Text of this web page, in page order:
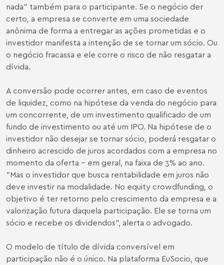
nada" também para o participante. Se o negócio der
certo, a empresa se converte em uma sociedade
anônima de forma a entregar as ações prometidas e o
investidor manifesta a intenção de se tornar um sócio. Ou
o negócio fracassa e ele corre o risco de não resgatar a
dívida.
A conversão pode ocorrer antes, em caso de eventos
de liquidez, como na hipótese da venda do negócio para
um concorrente, de um investimento qualificado de um
fundo de investimento ou até um IPO. Na hipótese de o
investidor não desejar se tornar sócio, poderá resgatar o
dinheiro acrescido de juros acordados com a empresa no
momento da oferta - em geral, na faixa de 3% ao ano.
"Mas o investidor que busca rentabilidade em juros não
deve investir na modalidade. No equity crowdfunding, o
objetivo é ter retorno pelo crescimento da empresa e a
valorização futura daquela participação. Ele se torna um
sócio e recebe os dividendos", alerta o advogado.
O modelo de título de dívida conversível em
participação não é o único. Na plataforma EuSocio, que